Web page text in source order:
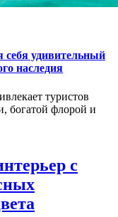
удивительный
наследия
туристов
богатой флорой и
с